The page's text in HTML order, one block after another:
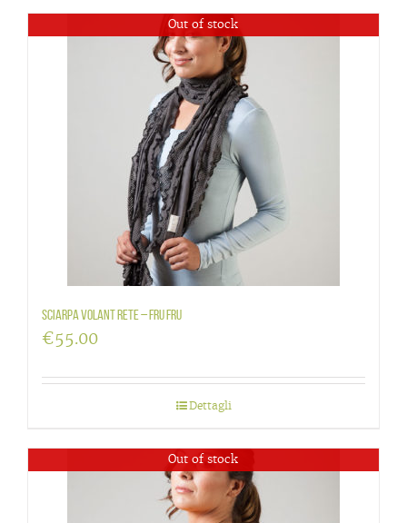
Out of stock
Sciarpa volant rete – Fru Fru
€55.00
Dettagli
Out of stock